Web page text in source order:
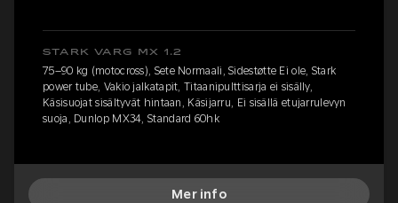
STARK VARG MX 1.2
75–90 kg (motocross), Sete Normaali, Sidestøtte Ei ole, Stark
power tube, Vakio jalkatapit, Titaanipulttisarja ei sisälly,
Käsisuojat sisältyvät hintaan, Käsijarru, Ei sisällä etujarrulevyn
suoja, Dunlop MX34, Standard 60hk
Mer info